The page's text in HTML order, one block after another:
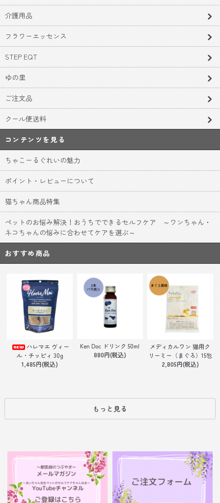
介護用品
フラワーエッセンス
STEP EQT
ゆの里
ご注文品
クール便送料
コンテンツを見る
ちゃこーるぐれいの魅力
ポイント・レビューについて
猫ちゃん商品特集
ペットのお悩み解決！おうちでできるセルフケア ～ワンちゃん・
ネコちゃんの悩みに合わせてケアを選ぶ～
おすすめ商品
ハレマエ ヴィー
ル・チッピィ 30g
1,485円(税込)
Ken Doc ドリンク 50ml
880円(税込)
メディカルワン 猫用ク
リーミー（まぐろ）15包
2,805円(税込)
もっと見る